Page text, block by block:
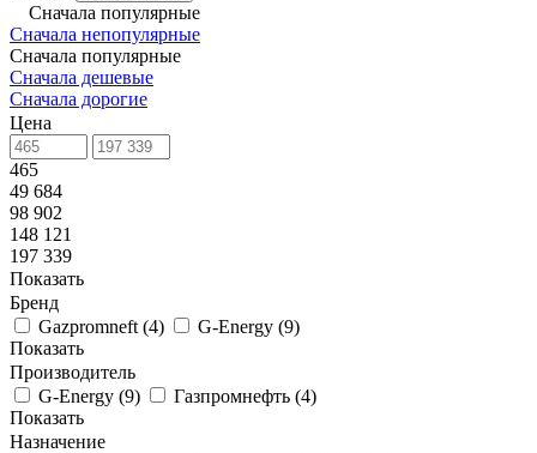
Сначала популярные
Сначала непопулярные
Сначала популярные
Сначала дешевые
Сначала дорогие
Цена
465
49 684
98 902
148 121
197 339
Показать
Бренд
Gazpromneft (4) G-Energy (9)
Показать
Производитель
G-Energy (9) Газпромнефть (4)
Показать
Назначение